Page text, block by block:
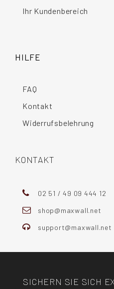
Ihr Kundenbereich
HILFE
FAQ
Kontakt
Widerrufsbelehrung
KONTAKT
02 51 / 49 09 444 12
shop@maxwall.net
support@maxwall.net
SICHERN SIE SICH